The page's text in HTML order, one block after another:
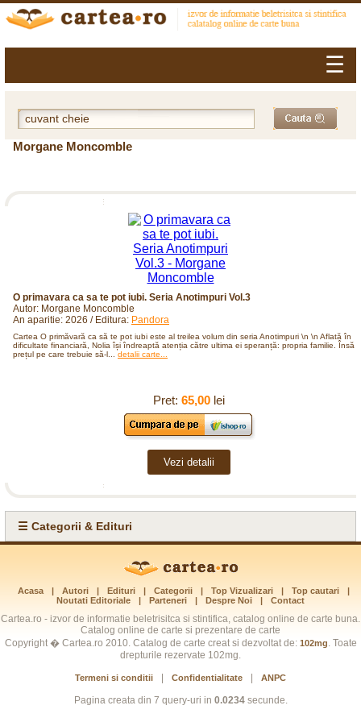
☰
Morgane Moncomble
O primavara ca sa te pot iubi. Seria Anotimpuri Vol.3
Autor: Morgane Moncomble
An aparitie: 2026 / Editura: Pandora
Cartea O primăvară ca să te pot iubi este al treilea volum din seria Anotimpuri \n \n Aflată în
dificultate financiară, Nolia își îndreaptă atenția către ultima ei speranță: propria familie. Însă
prețul pe care trebuie să-l... detalii carte...
Pret: 65,00lei
Vezi detalii
☰ Categorii & Edituri
Acasa | Autori | Edituri | Categorii | Top Vizualizari | Top cautari
|
Noutati Editoriale
| Parteneri | Despre Noi | Contact
Cartea.ro - izvor de informatie beletrisitca si stintifica, catalog online de carte buna.
Catalog online de carte si prezentare de carte
Copyright � Cartea.ro 2010. Catalog de carte creat si dezvoltat de: 102mg. Toate
drepturile rezervate 102mg.
Termeni si conditii Confidentialitate ANPC
Pagina creata din 7 query-uri in 0.0234secunde.